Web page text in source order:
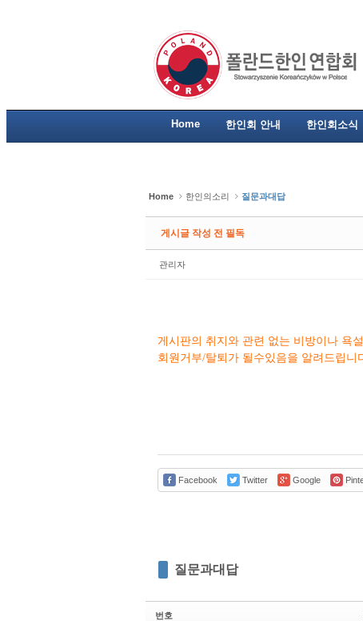
Home 한인회 안내 한인회소식
Home 한인의소리 질문과대답
게시글 작성 전 필독
관리자
게시판의 취지와 관련 없는 비방이나 욕
회원거부/탈퇴가 될수있음을 알려드립니
Facebook Twitter Google
질문과대답
번호